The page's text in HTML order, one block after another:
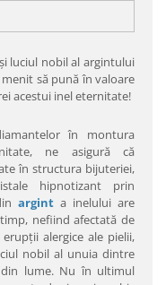
luciul nobil al argintului
să pună în valoare
acestui inel eternitate!
în montura
ne asigură că
în structura bijuteriei,
hipnotizant prin
arginta inelului are
nefiind afectată de
alergice ale pielii,
nobil al unuia dintre
din lume. Nu în ultimul